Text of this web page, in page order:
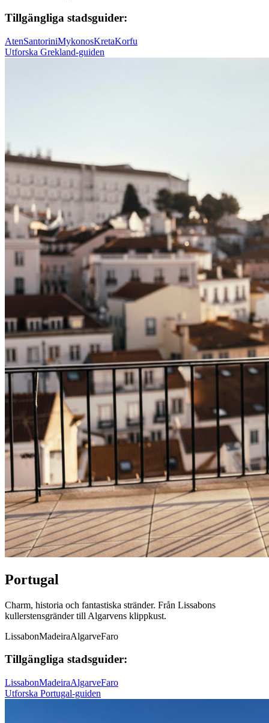
Tillgängliga stadsguider:
AtenSantoriniMykonosKretaKorfu
Utforska Grekland-guiden
Portugal
Charm, historia och fantastiska stränder. Från Lissabons
kullerstensgränder till Algarvens klippkust.
LissabonMadeiraAlgarveFaro
Tillgängliga stadsguider:
LissabonMadeiraAlgarveFaro
Utforska Portugal-guiden